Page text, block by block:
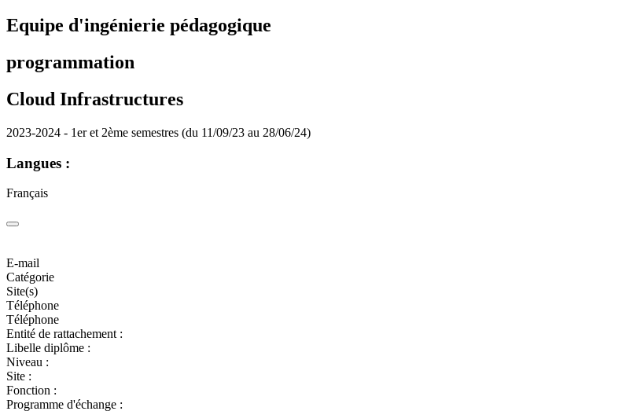
Equipe d'ingénierie pédagogique
programmation
Cloud Infrastructures
2023-2024 - 1er et 2ème semestres (du 11/09/23 au 28/06/24)
Langues :
Français
E-mail
Catégorie
Site(s)
Téléphone
Téléphone
Entité de rattachement :
Libelle diplôme :
Niveau :
Site :
Fonction :
Programme d'échange :